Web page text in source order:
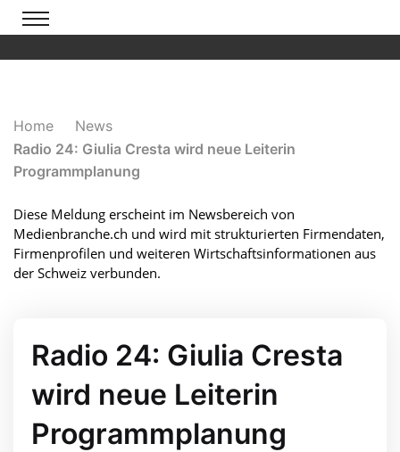
Home
News
Radio 24: Giulia Cresta wird neue Leiterin
Programmplanung
Diese Meldung erscheint im Newsbereich von
Medienbranche.ch und wird mit strukturierten Firmendaten,
Firmenprofilen und weiteren Wirtschaftsinformationen aus
der Schweiz verbunden.
Radio 24: Giulia Cresta
wird neue Leiterin
Programmplanung